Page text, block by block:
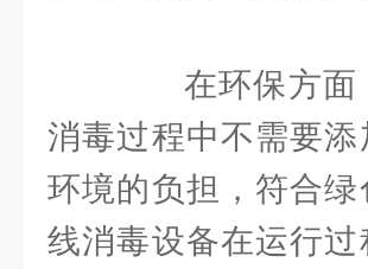
在环保方面
消毒过程中不需要
环境的负担，符合
线消毒设备在运行